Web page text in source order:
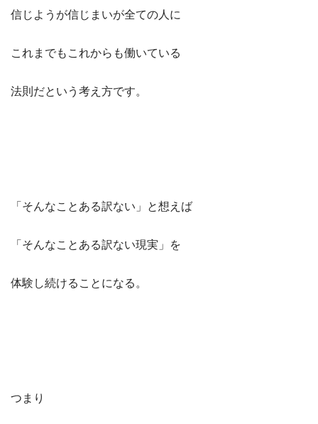
信じようが信じまいが全ての人に
これまでもこれからも働いている
法則だという考え方です。
「そんなことある訳ない」と想えば
「そんなことある訳ない現実」を
体験し続けることになる。
つまり